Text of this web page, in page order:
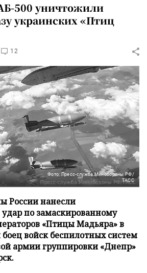
500 уничтожили
украинских «Птиц
12
Фото: Пресс-служба Минобороны РФ/
ТАСС
России нанесли
по замаскированному
«Птицы Мадьяра» в
войск беспилотных систем
армии группировки «Днепр»